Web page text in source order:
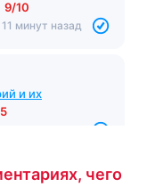
9/10
11 минут назад
и их
чего